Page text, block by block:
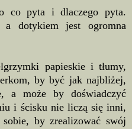
pyta i dlaczego pyta.
a dotykiem jest ogromna
papieskie i tłumy,
by być jak najbliżej,
a może by doświadczyć
i ścisku nie liczą się inni,
by zrealizować swój